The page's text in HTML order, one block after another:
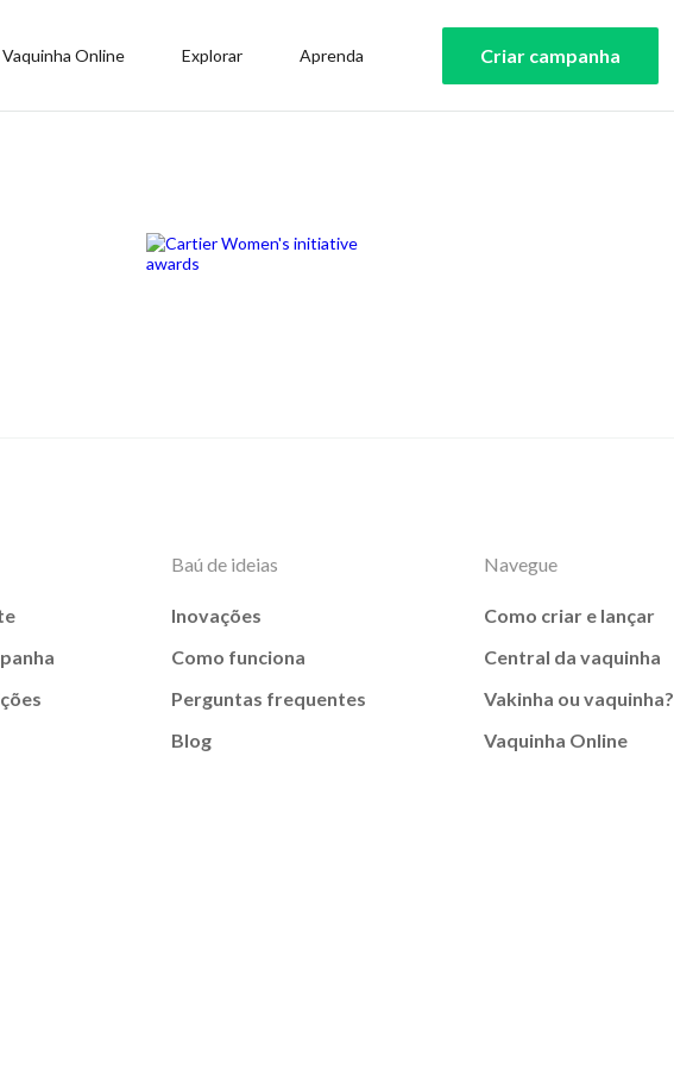
Vaquinha Online Explorar Aprenda Criar campanha
Baú de ideias
Inovações
Como funciona
Perguntas frequentes
Blog
Navegue
Como criar e lançar
Central da vaquinha
Vakinha ou vaquinha?
Vaquinha Online